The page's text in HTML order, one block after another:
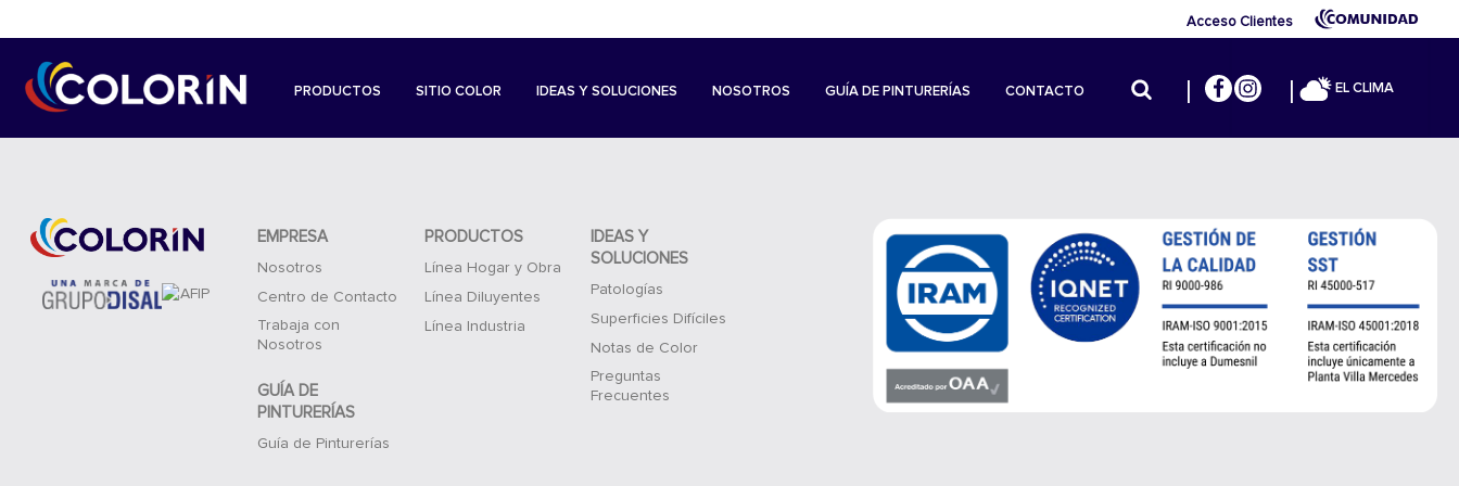
Acceso Clientes
PRODUCTOS SITIO COLOR IDEAS Y SOLUCIONES NOSOTROS GUÍA DE PINTURERÍAS CONTACTO EL CLIMA
EMPRESA
Nosotros
Centro de Contacto
Trabaja con
Nosotros
GUÍA DE
PINTURERÍAS
Guía de Pinturerías
PRODUCTOS
Línea Hogar y Obra
Línea Diluyentes
Línea Industria
IDEAS Y
SOLUCIONES
Patologías
Superficies Difíciles
Notas de Color
Preguntas
Frecuentes